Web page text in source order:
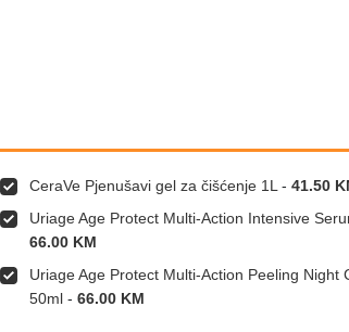
CeraVe Pjenušavi gel za čišćenje 1L -41.50
Uriage Age Protect Multi-Action Intensive
66.00 KM
Uriage Age Protect Multi-Action Peeling Night
50ml -66.00 KM